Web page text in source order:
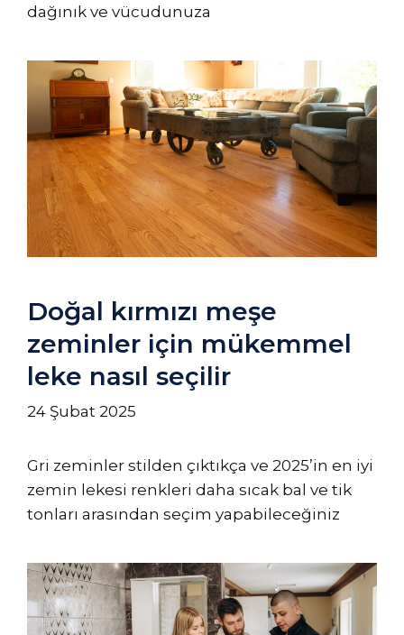
dağınık ve vücudunuza
Doğal kırmızı meşe
zeminler için mükemmel
leke nasıl seçilir
24 Şubat 2025
Gri zeminler stilden çıktıkça ve 2025’in en iyi
zemin lekesi renkleri daha sıcak bal ve tik
tonları arasından seçim yapabileceğiniz